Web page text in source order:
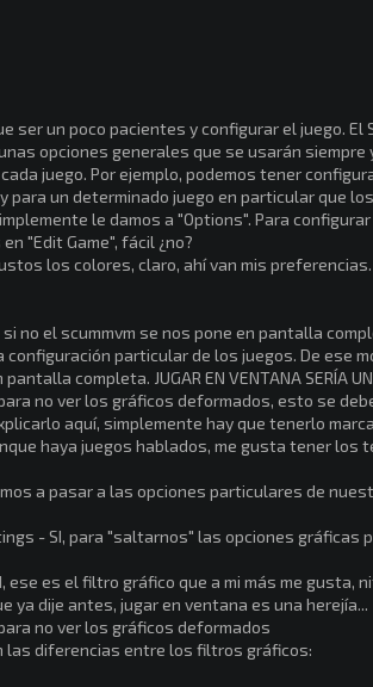
ser un poco pacientes y configurar el juego. El
opciones generales que se usarán siempre
juego. Por ejemplo, podemos tener
un determinado juego en particular que
le damos a "Options". Para
"Edit Game", fácil ¿no?
los colores, claro, ahí van mis
no el scummvm se nos pone en pantalla
particular de los juegos. De ese
completa. JUGAR EN VENTANA SERÍA
no ver los gráficos deformados, esto se
aquí, simplemente hay que tenerlo
haya juegos hablados, me gusta tener los
a pasar a las opciones particulares de
- SI, para "saltarnos" las opciones gráficas
ese es el filtro gráfico que a mi más me gusta,
ya dije antes, jugar en ventana es una herejía...
no ver los gráficos deformados
las diferencias entre los filtros gráficos: